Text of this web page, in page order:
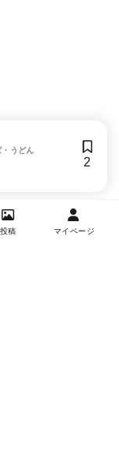
うどん
2
投稿 マイページ